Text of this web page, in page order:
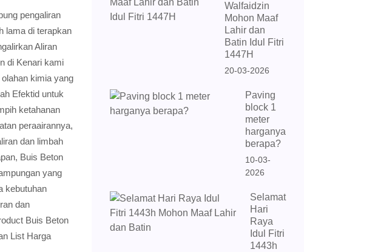
pengaliran
lama di terapkan
Aliran
di Kenari kami
kimia yang
Efektid untuk
ketahanan
peraairannya,
dan limbah
Buis Beton
yang
kebutuhan
dan
Buis Beton
List Harga
Walfaidzin
Mohon Maaf
Lahir dan
Batin Idul Fitri
1447H
20-03-2026
Paving
block 1
meter
harganya
berapa?
10-03-
2026
Selamat
Hari
Raya
Idul Fitri
1443h